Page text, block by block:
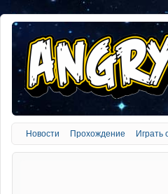
Новости Прохождение Играть